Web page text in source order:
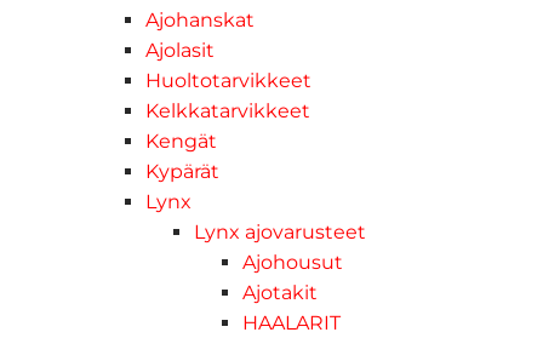
Ajohanskat
Ajolasit
Huoltotarvikkeet
Kelkkatarvikkeet
Kengät
Kypärät
Lynx
Lynx ajovarusteet
Ajohousut
Ajotakit
HAALARIT